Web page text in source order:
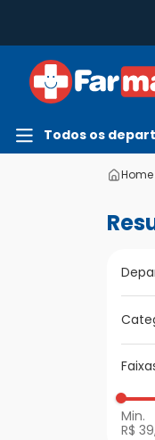
Todos os
R$